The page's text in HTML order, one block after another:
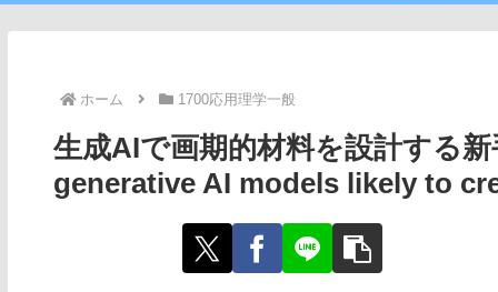
ホーム 1700応用理学一般
生成AIで画期的材料を設計する
generative AI models likely to